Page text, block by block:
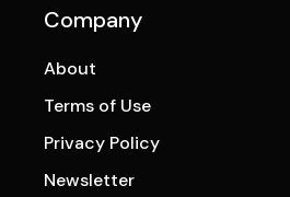
Company
About
Terms of Use
Privacy Policy
Newsletter